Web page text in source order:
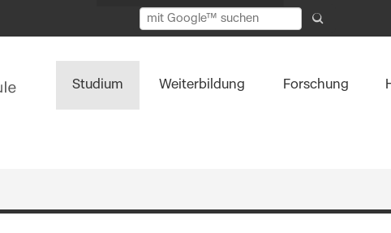
Studium Weiterbildung Forschung